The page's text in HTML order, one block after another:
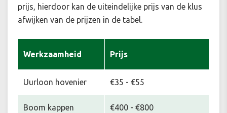
prijs, hierdoor kan de uiteindelijke prijs van de klus
afwijken van de prijzen in de tabel.
Werkzaamheid Prijs
Uurloon hovenier €35 - €55
Boom kappen €400 - €800